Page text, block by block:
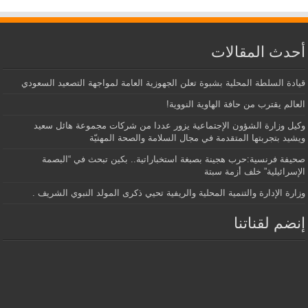
أحدث المقالات
قيادة السلطة المحلية بشبوة تعلن الجهوزية العامة لمواجهة التصعيد السعودي
العالم يقترب من حافة الهاوية النووية!
وكيل وزارة الشؤون الإجتماعية يزور عددا من شركات مجموعة هائل سعيد
ويشيد بتجربتها المتقدمة في مجال السلامة والصحة المهنيّة
صحيفة فرنسية:حرب هجينة بصبغة استخباراتية.. بكين تبحث في “البصمة
الإسرائيلية” خلف أزمة سبتة
وزارة الإدارة والتنمية المحلية والريفية تحيي ذكرى المولد النبوي الشريف .
إنضم لقناتنا